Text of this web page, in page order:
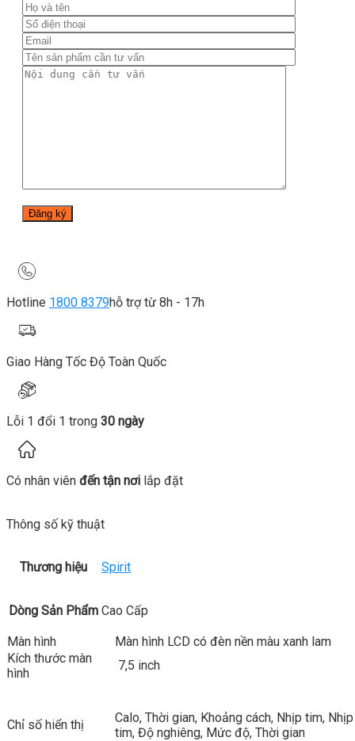
Hotline 1800 8379hỗ trợ từ 8h - 17h
Giao Hàng Tốc Độ Toàn Quốc
Lỗi 1 đổi 1 trong 30 ngày
Có nhân viên đến tận nơi lắp đặt
Thông số kỹ thuật
Thương hiệu Spirit
Dòng Sản Phẩm Cao Cấp
Màn hình
Màn hình LCD có đèn nền màu xanh lam
Kích thước màn
hình
7,5 inch
Chỉ số hiển thị
Calo, Thời gian, Khoảng cách, Nhịp tim, Nhịp
tim, Độ nghiêng, Mức độ, Thời gian